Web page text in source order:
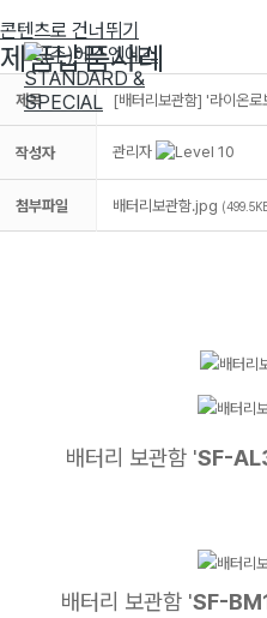
콘텐츠로 건너뛰기
제품납품사례
제목 [배터리보관함] '라이온로
작성자 관리자
첨부파일 배터리보관함.jpg
배터리 보관함 'SF-
배터리 보관함 'SF-